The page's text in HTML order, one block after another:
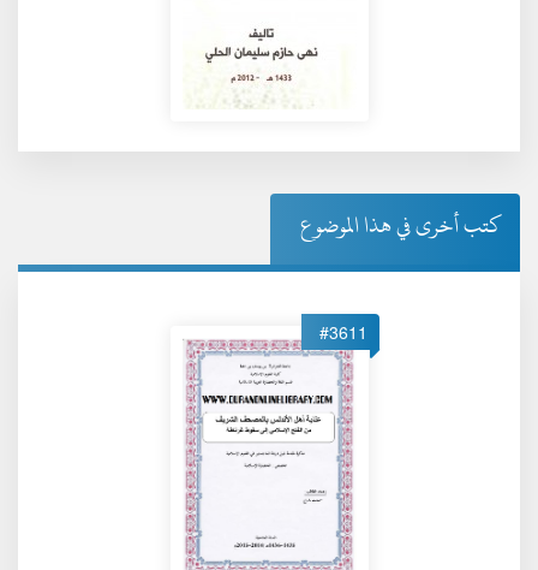
كتب أخرى في هذا الموضوع
#3611